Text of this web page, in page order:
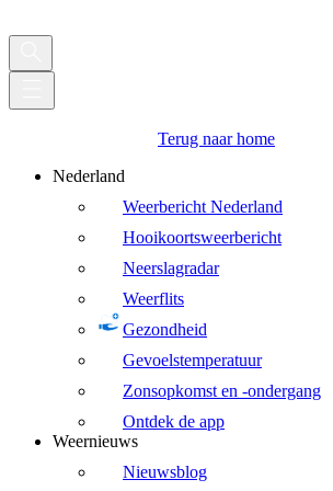
Terug naar home
Nederland
Weerbericht Nederland
Hooikoortsweerbericht
Neerslagradar
Weerflits
Gezondheid
Gevoelstemperatuur
Zonsopkomst en -ondergang
Ontdek de app
Weernieuws
Nieuwsblog